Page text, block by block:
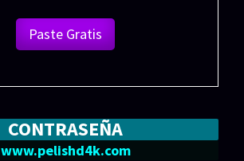
Paste Gratis
CONTRASEÑA
www.pelishd4k.com